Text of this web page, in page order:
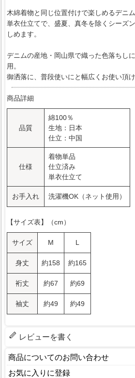
木綿着物と同じ位置付けで楽しめるデニム
単衣仕立てで、盛夏、真冬を除くシーズ
しめます。
デニムの産地・岡山県で織った色落ちし
用。
御洒落に、普段使いにと幅広くお使い頂け
商品詳細
品質
綿100％
生地：日本
仕立：中国
仕様
着物単品
仕立済み
単衣仕立て
お手入れ 洗濯機OK（ネット使用）
【サイズ表】（cm）
サイズ M L
身丈 約158 約165
裄丈 約67 約69
袖丈 約49 約49
レビューを書く
商品についてのお問い合わせ
お気に入りに登録